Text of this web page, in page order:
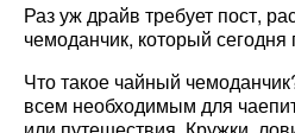
Раз уж драйв требует пост,
чемоданчик, который сегодня
Что такое чайный
всем необходимым для